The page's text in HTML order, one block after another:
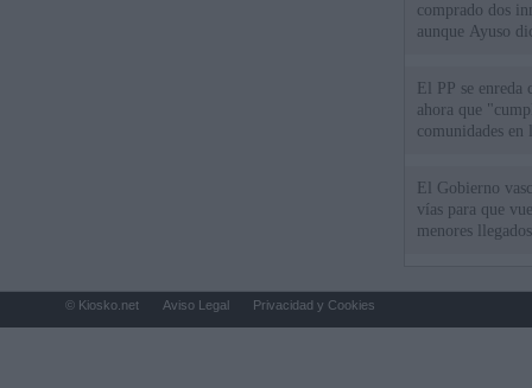
comprado dos
aunque Ayuso
El PP se
ahora que
comunidades en
El Gobierno
vías para que
menores
© Kiosko.net Aviso Legal Privacidad y Cookies